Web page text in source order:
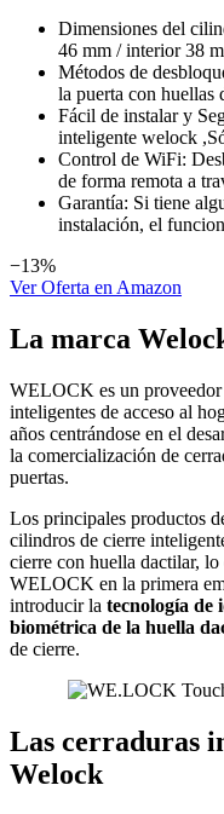
Dimensiones del
46 mm / interior 38
Métodos de
la puerta con
Fácil de instalar y
inteligente welock
Control de WiFi:
de forma remota a
Garantía: Si tiene
instalación, el
−13%
Ver Oferta en Amazon
La marca
WELOCK es un
inteligentes de acceso al
años centrándose en el
la comercialización de
puertas.
Los principales productos
cilindros de cierre
cierre con huella dactilar, lo
WELOCK en la primera
introducir la tecnología de
biométrica de la huella
de cierre.
Las cerraduras
Welock